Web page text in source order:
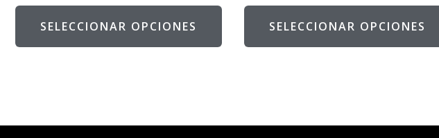
SELECCIONAR OPCIONES SELECCIONAR OPCIONES